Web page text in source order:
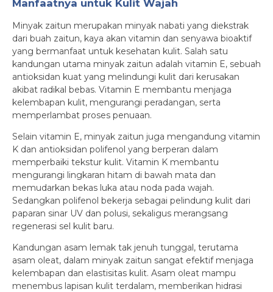
Manfaatnya untuk Kulit Wajah
Minyak zaitun merupakan minyak nabati yang diekstrak
dari buah zaitun, kaya akan vitamin dan senyawa bioaktif
yang bermanfaat untuk kesehatan kulit. Salah satu
kandungan utama minyak zaitun adalah vitamin E, sebuah
antioksidan kuat yang melindungi kulit dari kerusakan
akibat radikal bebas. Vitamin E membantu menjaga
kelembapan kulit, mengurangi peradangan, serta
memperlambat proses penuaan.
Selain vitamin E, minyak zaitun juga mengandung vitamin
K dan antioksidan polifenol yang berperan dalam
memperbaiki tekstur kulit. Vitamin K membantu
mengurangi lingkaran hitam di bawah mata dan
memudarkan bekas luka atau noda pada wajah.
Sedangkan polifenol bekerja sebagai pelindung kulit dari
paparan sinar UV dan polusi, sekaligus merangsang
regenerasi sel kulit baru.
Kandungan asam lemak tak jenuh tunggal, terutama
asam oleat, dalam minyak zaitun sangat efektif menjaga
kelembapan dan elastisitas kulit. Asam oleat mampu
menembus lapisan kulit terdalam, memberikan hidrasi